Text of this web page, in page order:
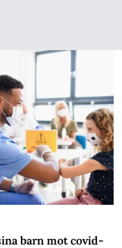
barn mot covid-